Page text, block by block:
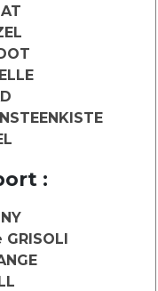
l’AP-HM
: